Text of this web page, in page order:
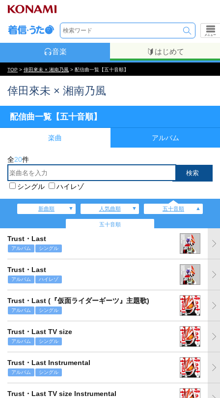
メニュー
音楽 はじめて
TOP > 倖田來未 × 湘南乃風 > 配信曲一覧【五十音順】
倖田來未 × 湘南乃風
配信曲一覧【五十音順】
楽曲 アルバム
全20件
シングル ハイレゾ
新曲順 人気曲順 五十音順
五十音順
Trust・Last
アルバム シングル
Trust・Last
アルバム ハイレゾ
Trust・Last (『仮面ライダーギーツ』主題歌)
アルバム シングル
Trust・Last TV size
アルバム シングル
Trust・Last Instrumental
アルバム シングル
Trust・Last TV size Instrumental